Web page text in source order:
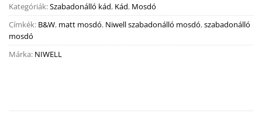
Kategóriák:Szabadonálló kád, Kád, Mosdó
Címkék: B&W, matt mosdó, Niwell szabadonálló mosdó,szabadonálló
mosdó
Márka: NIWELL